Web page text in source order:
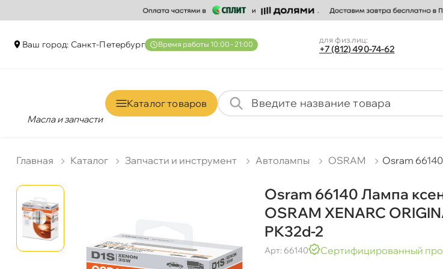
аш город: Санкт-Петербур ремя работы 10:00 - 21:00 для физ.лиц:
+7 (812) 490-74-62
Масла и запчасти
Каталог товаро
Главная Катало Запчасти и инструмент Автолампы OSRAM Osram
Osram 66140 Лампа
OSRAM XENARC
PK32d-2
Арт: 66140 Сертифицированный